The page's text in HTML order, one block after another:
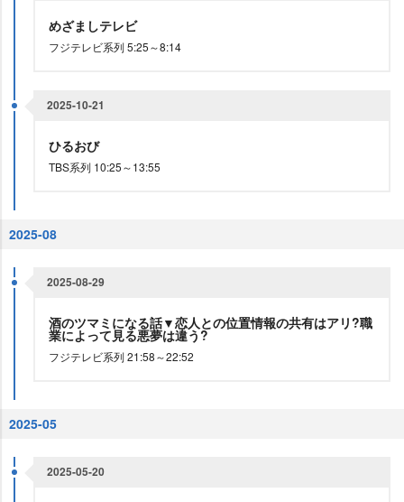
めざましテレビ
フジテレビ系列 5:25～8:14
2025-10-21
ひるおび
TBS系列 10:25～13:55
2025-08
2025-08-29
酒のツマミになる話▼恋人との位置情報の共有はアリ?職
業によって見る悪夢は違う?
フジテレビ系列 21:58～22:52
2025-05
2025-05-20